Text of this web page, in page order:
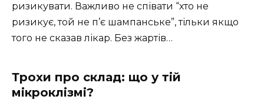
ризикувати. Важливо не співати “хто не
ризикує, той не п’є шампанське”, тільки якщо
того не сказав лікар. Без жартів…
Трохи про склад: що у тій
мікроклізмі?